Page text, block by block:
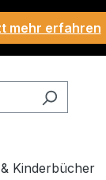
mehr erfahren
Kinderbücher